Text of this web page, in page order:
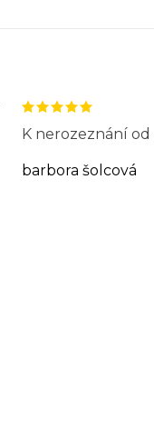
K nerozeznání
barbora šolcová